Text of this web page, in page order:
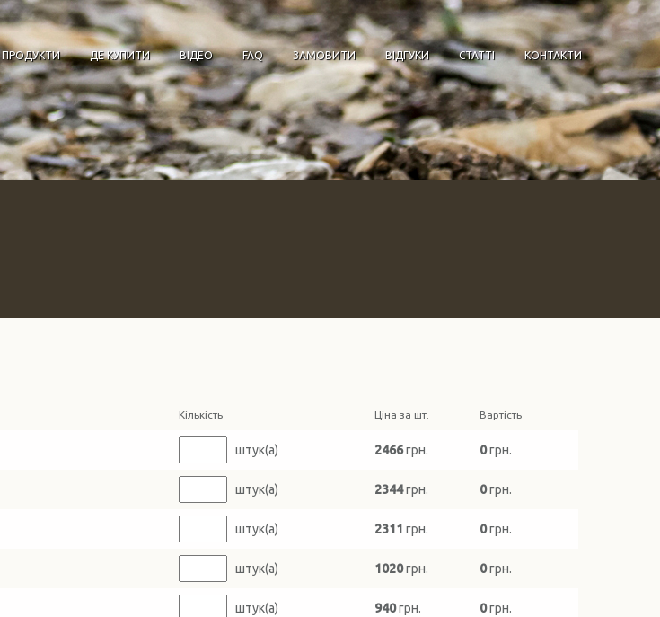
ПРОДУКТИ ДЕ КУПИТИ ВІДЕО FAQ ЗАМОВИТИ ВІДГУКИ СТАТТІ КОНТАКТИ
Кількість Ціна за шт. Вартість
штук(а) 2466грн. 0грн.
штук(а) 2344грн. 0грн.
штук(а) 2311 грн. 0грн.
штук(а) 1020грн. 0грн.
штук(а) 940грн. 0грн.